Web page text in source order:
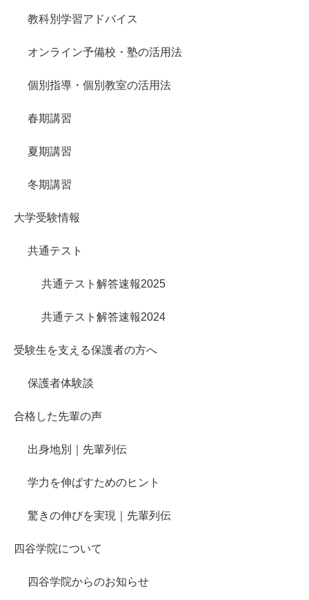
教科別学習アドバイス
オンライン予備校・塾の活用法
個別指導・個別教室の活用法
春期講習
夏期講習
冬期講習
大学受験情報
共通テスト
共通テスト解答速報2025
共通テスト解答速報2024
受験生を支える保護者の方へ
保護者体験談
合格した先輩の声
出身地別｜先輩列伝
学力を伸ばすためのヒント
驚きの伸びを実現｜先輩列伝
四谷学院について
四谷学院からのお知らせ